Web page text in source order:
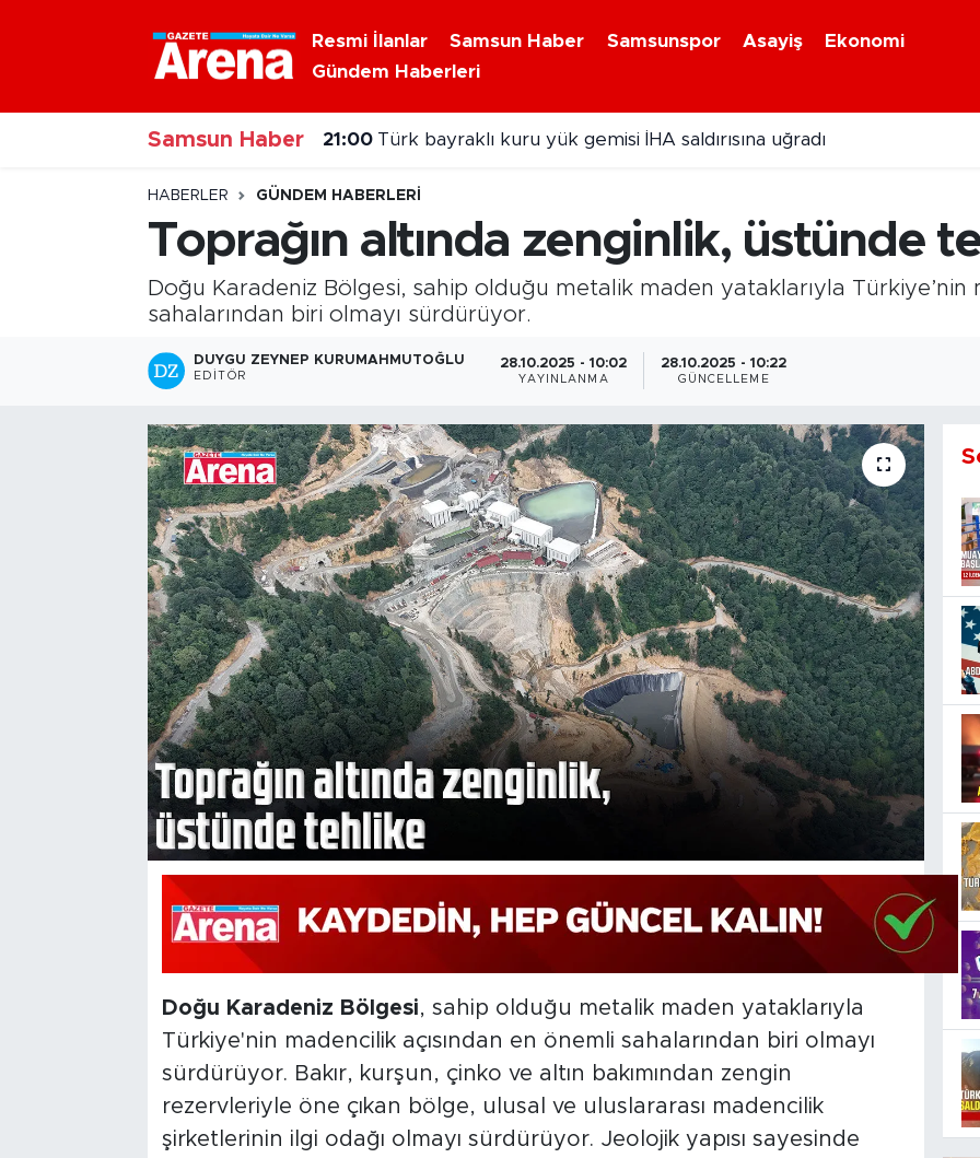
Resmi İlanlar Samsun Haber Samsunspor Asayiş
Ekonomi
Gündem Haberleri
Samsun Haber
21:00 Türk bayraklı kuru yük gemisi İHA saldırısına uğradı
HABERLER GÜNDEM HABERLERI
Toprağın altında zenginlik, üstünde
Doğu Karadeniz Bölgesi, sahip olduğu metalik maden yataklarıyla
sahalarından biri olmayı sürdürüyor.
DUYGU ZEYNEP KURUMAHMUTOĞLU
EDITÖR
28.10.2025 - 10:02
YAYINLANMA
28.10.2025 - 10:22
GÜNCELLEME
Doğu Karadeniz Bölgesi, sahip olduğu metalik maden yataklarıyla
Türkiye'nin madencilik açısından en önemli sahalarından biri olmayı
sürdürüyor. Bakır, kurşun, çinko ve altın bakımından zengin
rezervleriyle öne çıkan bölge, ulusal ve uluslararası madencilik
şirketlerinin ilgi odağı olmayı sürdürüyor. Jeolojik yapısı sayesinde
Nöbetçi Eczaneler
Hava Durumu
Samsun Namaz Vakitleri
Trafik Durumu
Süper Lig Puan Durumu ve Fikstür
Tüm Manşetler
Haber Arşivi